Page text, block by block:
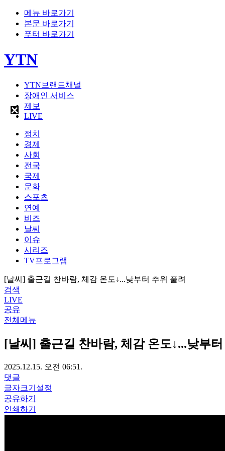
메뉴 바로가기
본문 바로가기
푸터 바로가기
YTN
YTN브랜드채널
장애인 서비스
제보
LIVE
정치
경제
사회
전국
국제
문화
스포츠
연예
비즈
날씨
이슈
시리즈
TV프로그램
[날씨] 출근길 찬바람, 체감 온도↓...낮부터 추위 풀려
검색
LIVE
공유
전체메뉴
[날씨] 출근길 찬바람, 체감 온도↓...낮부
2025.12.15. 오전 06:51.
댓글
글자크기설정
공유하기
인쇄하기